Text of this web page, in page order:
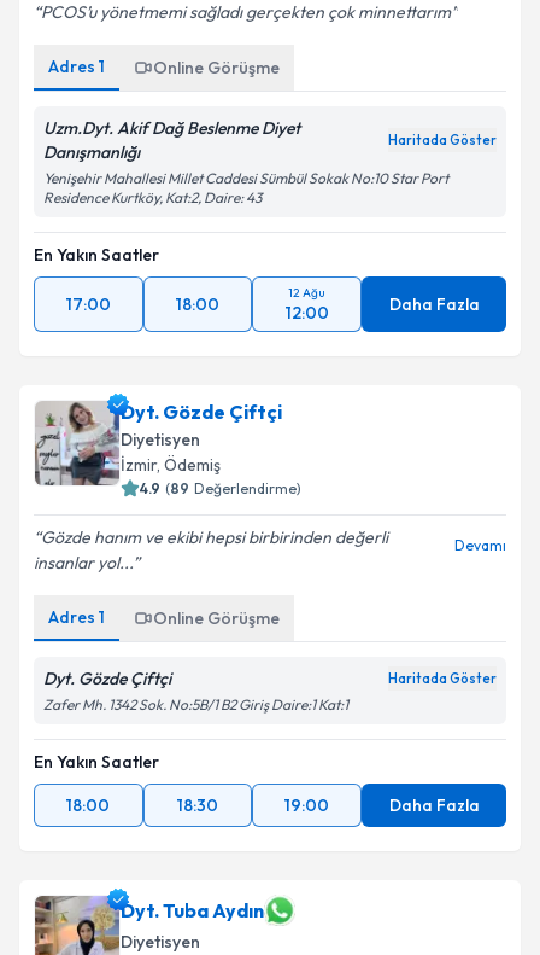
PCOS’u yönetmemi sağladı gerçekten çok minnettarım
Adres 1 Online Görüşme
Uzm.Dyt. Akif Dağ Beslenme Diyet
Danışmanlığı
Haritada Göster
Yenişehir Mahallesi Millet Caddesi Sümbül Sokak No:10 Star Port
Residence Kurtköy, Kat:2, Daire: 43
En Yakın Saatler
17:00 18:00
12 Ağu
12:00 Daha Fazla
Dyt. Gözde Çiftçi
Diyetisyen
İzmir, Ödemiş
4.9 (89 Değerlendirme)
Gözde hanım ve ekibi hepsi birbirinden değerli
insanlar yol...
Devamı
Adres 1 Online Görüşme
Dyt. Gözde Çiftçi Haritada Göster
Zafer Mh. 1342 Sok. No:5B/1 B2 Giriş Daire:1 Kat:1
En Yakın Saatler
18:00
18:30 19:00 Daha Fazla
Dyt. Tuba Aydın
Diyetisyen